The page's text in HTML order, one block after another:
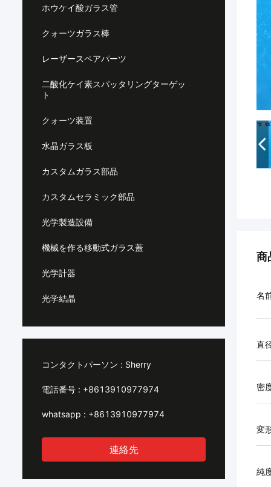
ホウケイ酸ガラス管
クォーツガラス棒
レーザースペアパーツ
二酸化ケイ素スパッタリングターゲッ
ト
クォーツ装置
水晶ガラス板
カスタムガラス部品
カスタムセラミック部品
光学製造設備
機械を作る移動式ガラス蓋
光学計器
光学結晶
コンタクトパーソン : Sherry
電話番号 : +8613910977974
whatsapp : +8613910977974
連絡先
商
名
直
密
変
純